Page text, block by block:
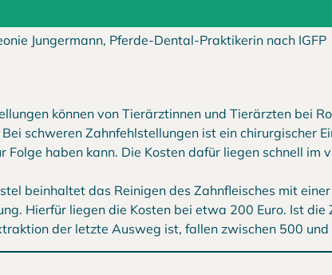
Jungermann, Pferde-Dental-Praktikerin nach IGFP
können von Tierärztinnen und Tierärzten bei
schweren Zahnfehlstellungen ist ein chirurgischer
haben kann. Die Kosten dafür liegen schnell im
beinhaltet das Reinigen des Zahnfleisches mit
Hierfür liegen die Kosten bei etwa 200 Euro. Ist
der letzte Ausweg ist, fallen zwischen 500 und